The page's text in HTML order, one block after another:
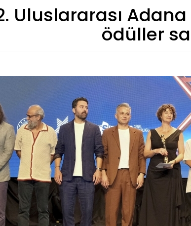
Uluslararası
ödüller